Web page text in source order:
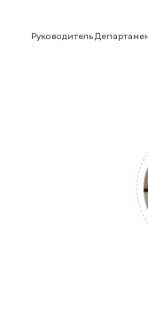
Руководитель